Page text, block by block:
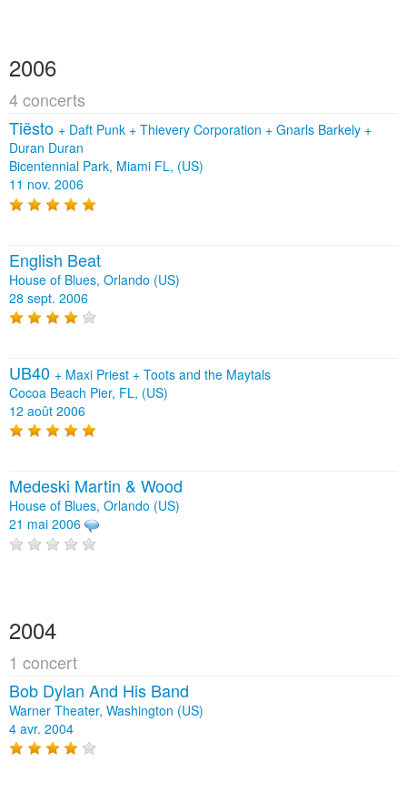
2006
4 concerts
Tiësto + Daft Punk + Thievery Corporation + Gnarls Barkely +
Duran Duran
Bicentennial Park, Miami FL, (US)
11 nov. 2006
English Beat
House of Blues, Orlando (US)
28 sept. 2006
UB40 + Maxi Priest + Toots and the Maytals
Cocoa Beach Pier, FL, (US)
12 août 2006
Medeski Martin & Wood
House of Blues, Orlando (US)
21 mai 2006
2004
1 concert
Bob Dylan And His Band
Warner Theater, Washington (US)
4 avr. 2004